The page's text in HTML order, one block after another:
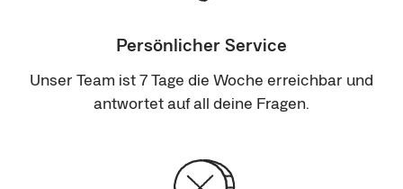
Persönlicher Service
Unser Team ist 7 Tage die Woche erreichbar und
antwortet auf all deine Fragen.